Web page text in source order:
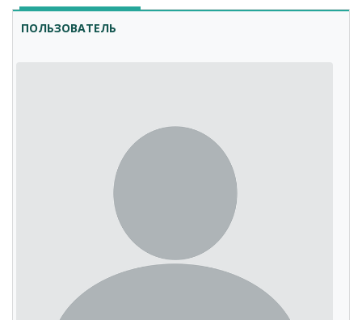
ПОЛЬЗОВАТЕЛЬ